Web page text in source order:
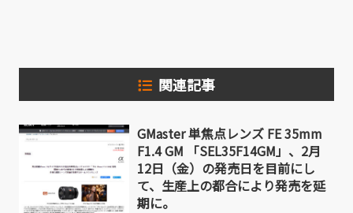
関連記事
GMaster 単焦点レンズ FE 35mm
F1.4 GM 「SEL35F14GM」、2月
12日（金）の発売日を目前にし
て、生産上の都合により発売を延
期に。